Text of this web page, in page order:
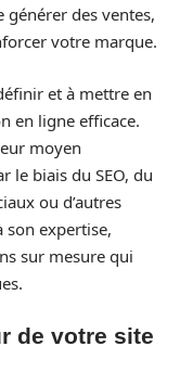
générer des ventes,
votre marque.
et à mettre en
en ligne efficace.
moyen
le biais du SEO, du
ou d’autres
son expertise,
sur mesure qui
de votre site